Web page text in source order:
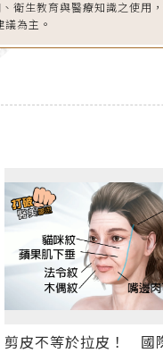
衛生教育與醫療知識之使用
為主。
剪皮不等於拉皮！ 國